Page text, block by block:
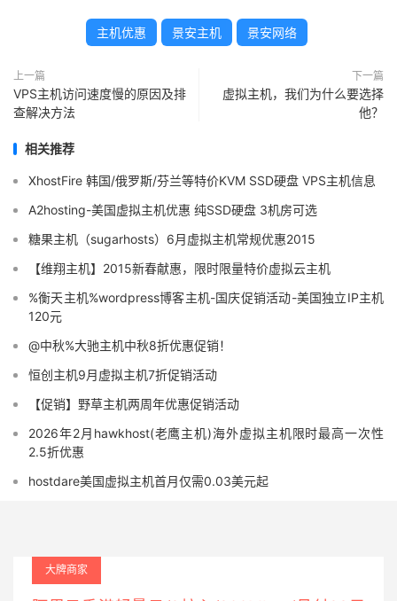
主机优惠 景安主机 景安网络
上一篇
VPS主机访问速度慢的原因及排
查解决方法
下一篇
虚拟主机，我们为什么要选择
他？
相关推荐
XhostFire 韩国/俄罗斯/芬兰等特价KVM SSD硬盘 VPS主机信息
A2hosting-美国虚拟主机优惠 纯SSD硬盘 3机房可选
糖果主机（sugarhosts）6月虚拟主机常规优惠2015
【维翔主机】2015新春献惠，限时限量特价虚拟云主机
%衡天主机%wordpress博客主机-国庆促销活动-美国独立IP主机
120元
@中秋%大驰主机中秋8折优惠促销！
恒创主机9月虚拟主机7折促销活动
【促销】野草主机两周年优惠促销活动
2026年2月hawkhost(老鹰主机)海外虚拟主机限时最高一次性
2.5折优惠
hostdare美国虚拟主机首月仅需0.03美元起
大牌商家